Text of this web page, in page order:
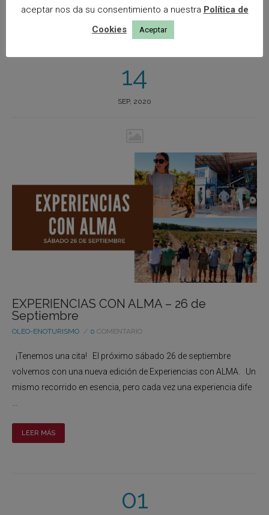
LEER MÁS
14
SEP, 2020
EXPERIENCIAS CON ALMA – 26 de
Septiembre
OLEO-ENOTURISMO 0 COMENTARIO
¡Tenemos una cita! El próximo sábado 26 de septiembre
volvemos con una nueva edición de Experiencias con ALMA. Un
mismo recorrido en esencia, pero cada vez una experiencia dife
LEER MÁS
01
aceptar nos da su consentimiento a nuestra Política de
Cookies
Aceptar